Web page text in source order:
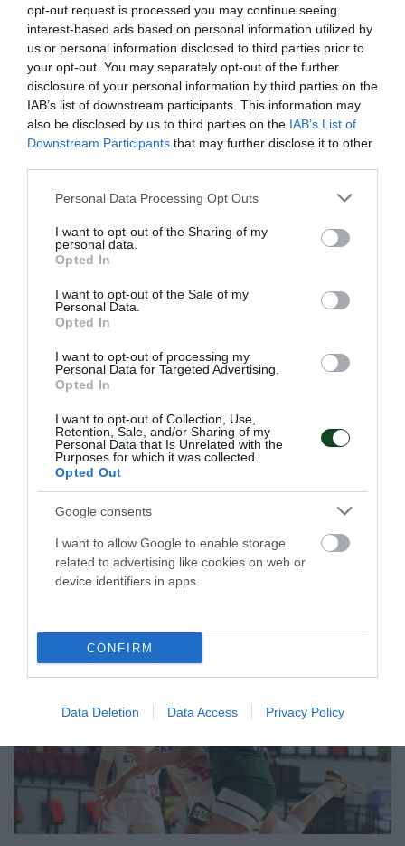
opt-out request is processed you may continue seeing
interest-based ads based on personal information utilized by
us or personal information disclosed to third parties prior to
your opt-out. You may separately opt-out of the further
disclosure of your personal information by third parties on the
IAB’s list of downstream participants. This information may
also be disclosed by us to third parties on the IAB’s List of
Downstream Participants that may further disclose it to other
Please note that this website/app uses one or more Google
not limited to your visit or usage behaviour. You may click to
grant or deny consent to Google and its third-party tags to
use your data for below specified purposes in below Google
consent section.
Personal Data Processing Opt Outs
I want to opt-out of the Sharing of my
personal data.
Opted In
I want to opt-out of the Sale of my
Personal Data.
Opted In
I want to opt-out of processing my
Personal Data for Targeted Advertising.
Opted In
I want to opt-out of Collection, Use,
Retention, Sale, and/or Sharing of my
Personal Data that Is Unrelated with the
Purposes for which it was collected.
Opted Out
Google consents
I want to allow Google to enable storage
related to advertising like cookies on web or
device identifiers in apps.
CONFIRM
Data Deletion Data Access Privacy Policy
Στον τελικό του Παγκοσμίου
πρωταθλήματος ο Κουλούρης
Ο Αρσένης Κουλούρης πραγματοποίησε πολύ καλή
εμφάνιση στον προκριματικό του μήκους στο Παγκόσμιο
πρωτάθλημα Κ20 του Όρεγκον.
08.08.2026 ΣΤΙΒΟΣ
Φιλική ήττα από τη Σουηδία
Η Εθνική ομάδα βόλεϊ γυναικών ηττήθηκε από τη Σουηδία
07.08.2026 ΒΟΛΕΪ ΓΥΝΑΙΚΩΝ